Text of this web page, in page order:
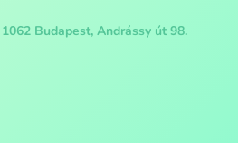
1062 Budapest, Andrássy út 98.